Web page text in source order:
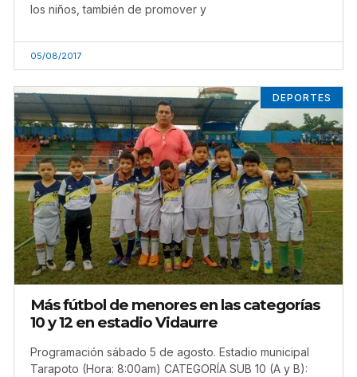
los niños, también de promover y
05/08/2017
DEPORTES
Más fútbol de menores en las categorías
10 y 12 en estadio Vidaurre
Programación sábado 5 de agosto. Estadio municipal
Tarapoto (Hora: 8:00am) CATEGORÍA SUB 10 (A y B):